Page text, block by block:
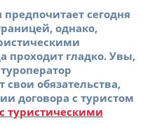
сегодня
однако,
проходит гладко. Увы,
свои обязательства,
договора с туристом
туристическими